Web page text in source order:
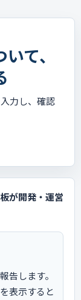
て、
力し、確認
が開発・運営
告します。
表示すると